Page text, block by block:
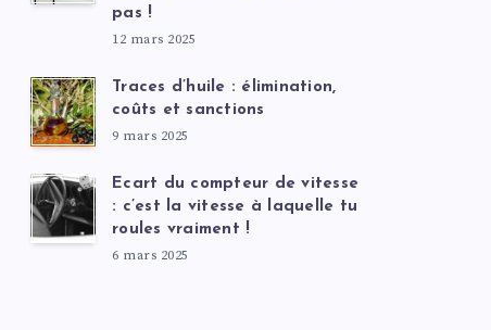
pas !
12 mars 2025
Traces d’huile : élimination,
coûts et sanctions
9 mars 2025
Ecart du compteur de vitesse
: c’est la vitesse à laquelle tu
roules vraiment !
6 mars 2025